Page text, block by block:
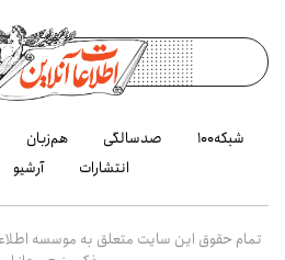
شبکه۱۰۰ صدسالگی هم‌زبان
انتشارات
آرشیو
تمام حقوق این سایت متعلق به موسسه